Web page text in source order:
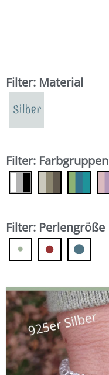
Filter: Material
Filter: Farbgruppen
Filter: Perlengröße